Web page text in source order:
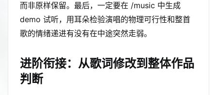
而非原样保留。最后，一定要在 /music 中生成
demo 试听，用耳朵检验演唱的物理可行性和整首
歌的情绪递进有没有在中途突然走弱。
进阶衔接：从歌词修改到整体作品
判断